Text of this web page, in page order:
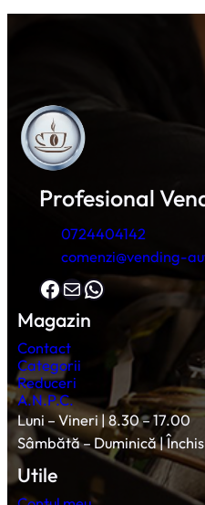
Profesional
0724404142
comenzi@vending-
Facebook Mail WhatsApp
Magazin
Contact
Categorii
Reduceri
A.N.P.C.
Luni – Vineri | 8.30 – 17.00
Sâmbătă – Duminică | Închis
Utile